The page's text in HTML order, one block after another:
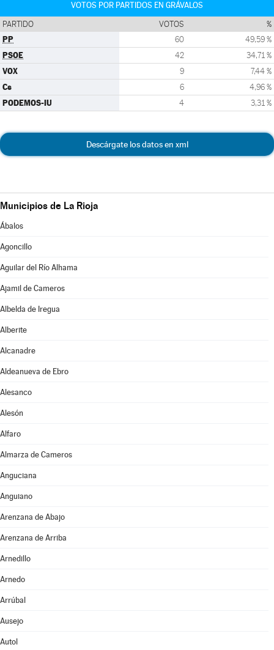
VOTOS POR PARTIDOS EN GRÁVALOS
PARTIDO VOTOS %
PP 60 49,59 %
PSOE 42 34,71 %
VOX 9 7,44 %
Cs 6 4,96 %
PODEMOS-IU 4 3,31 %
Descárgate los datos en xml
Municipios de La Rioja
Ábalos
Agoncillo
Aguilar del Río Alhama
Ajamil de Cameros
Albelda de Iregua
Alberite
Alcanadre
Aldeanueva de Ebro
Alesanco
Alesón
Alfaro
Almarza de Cameros
Anguciana
Anguiano
Arenzana de Abajo
Arenzana de Arriba
Arnedillo
Arnedo
Arrúbal
Ausejo
Autol